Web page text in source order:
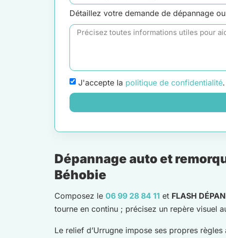
Détaillez votre demande de dépannage
J'accepte la politique de confidentialité.
Dépannage auto et
Béhobie
Composez le 06 99 28 84 11 et FLASH
tourne en continu ; précisez un repère visuel
Le relief d’Urrugne impose ses propres règles